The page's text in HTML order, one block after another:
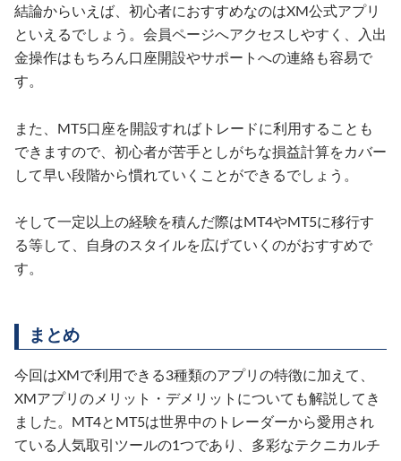
結論からいえば、初心者におすすめなのはXM公式アプリ
といえるでしょう。会員ページへアクセスしやすく、入出
金操作はもちろん口座開設やサポートへの連絡も容易で
す。
また、MT5口座を開設すればトレードに利用することも
できますので、初心者が苦手としがちな損益計算をカバー
して早い段階から慣れていくことができるでしょう。
そして一定以上の経験を積んだ際はMT4やMT5に移行す
る等して、自身のスタイルを広げていくのがおすすめで
す。
まとめ
今回はXMで利用できる3種類のアプリの特徴に加えて、
XMアプリのメリット・デメリットについても解説してき
ました。MT4とMT5は世界中のトレーダーから愛用され
ている人気取引ツールの1つであり、多彩なテクニカルチ